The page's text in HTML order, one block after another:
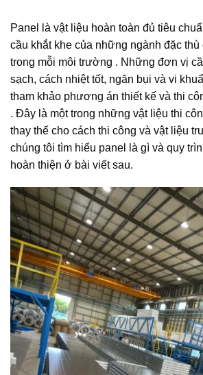
Panel là vật liệu hoàn toàn đủ tiêu
cầu khắt khe của những ngành đặc
trong mỗi môi trường . Những đơn vị
sạch, cách nhiệt tốt, ngăn bụi và vi
tham khảo phương án thiết kế và thi
. Đây là một trong những vật liệu thi
thay thế cho cách thi công và vật liệu
chúng tôi tìm hiểu panel là gì và quy
hoàn thiện ở bài viết sau.